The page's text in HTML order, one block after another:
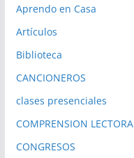
Aprendo en Casa
Artículos
Biblioteca
CANCIONEROS
clases presenciales
COMPRENSION LECTORA
CONGRESOS